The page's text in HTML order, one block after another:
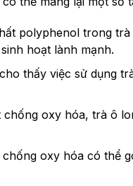
polyphenol trong
hoạt lành mạnh.
thấy việc sử dụng
oxy hóa, trà ô
oxy hóa có thể